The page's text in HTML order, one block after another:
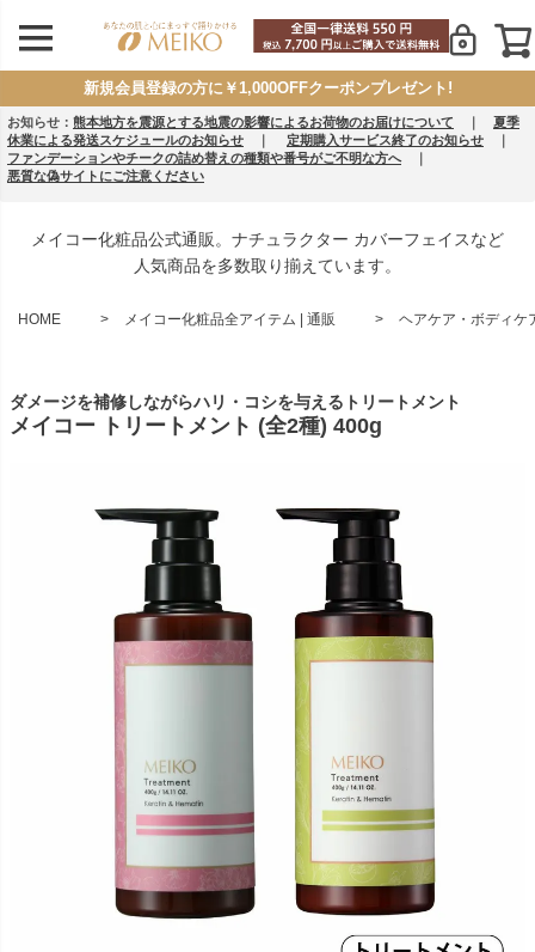
新規会員登録の方に￥1,000OFFクーポンプレゼント!
お知らせ： 熊本地方を震源とする地震の影響によるお荷物のお届けについて ｜ 夏季
休業による発送スケジュールのお知らせ ｜ 定期購入サービス終了のお知らせ ｜
ファンデーションやチークの詰め替えの種類や番号がご不明な方へ｜
悪質な偽サイトにご注意ください
メイコー化粧品公式通販。ナチュラクター カバーフェイスなど
人気商品を多数取り揃えています。
HOME メイコー化粧品全アイテム | 通販 ヘアケア・ボディケ
ダメージを補修しながらハリ・コシを与えるトリートメント
メイコー トリートメント (全2種) 400g